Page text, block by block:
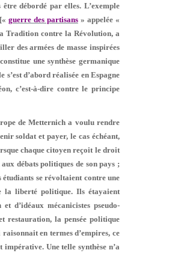
débordé par elles. L’exemple
guerre des partisans» appelée «
Tradition contre la Révolution, a
des armées de masse inspirées
une syn­thèse germanique
d’abord réalisée en Espagne
c’est-à-dire contre le principe
de Metternich a voulu rendre
soldat et payer, le cas échéant,
chaque citoyen reçoit le droit
débats politiques de son pays ;
se révoltaient contre une
la liberté politique. Ils étayaient
d’idéaux mé­canicistes pseudo-
restauration, la pensée politique
en termes d’empires, ce
Une telle synthèse n’a